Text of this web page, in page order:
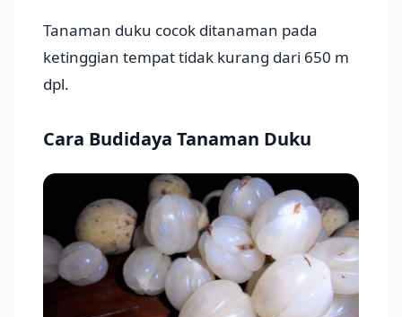
Tanaman duku cocok ditanaman pada
ketinggian tempat tidak kurang dari 650 m
dpl.
Cara Budidaya Tanaman Duku